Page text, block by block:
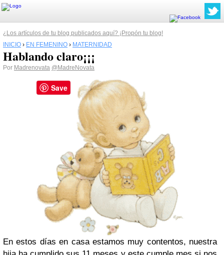
¿Los artículos de tu blog publicados aquí? ¡Propón tu blog!
INICIO › EN FEMENINO › MATERNIDAD
Hablando claro¡¡¡
Por Madrenovata @MadreNovata
En estos días en casa estamos muy contentos, nuestra
Save